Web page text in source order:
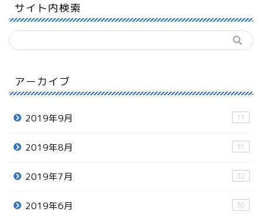
サイト内検索
アーカイブ
2019年9月 11
2019年8月 31
2019年7月 32
2019年6月 30